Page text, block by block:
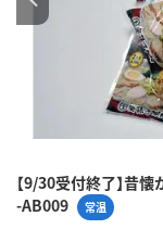
【9/30受付終了】昔
-AB009
常温